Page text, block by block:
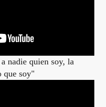
nadie quien soy, la
que soy"